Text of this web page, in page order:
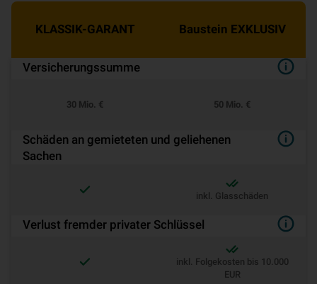
KLASSIK-GARANT Baustein EXKLUSIV
Versicherungssumme
30 Mio. € 50 Mio. €
Schäden an gemieteten und geliehenen
Sachen
inkl. Glasschäden
Verlust fremder privater Schlüssel
inkl. Folgekosten bis 10.000
EUR